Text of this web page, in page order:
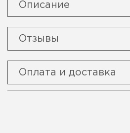
Описание
Отзывы
Оплата и доставка